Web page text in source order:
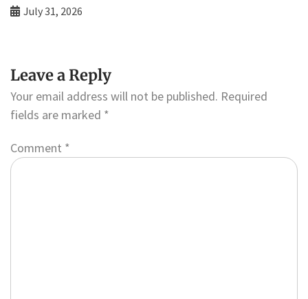
July 31, 2026
Leave a Reply
Your email address will not be published. Required
fields are marked *
Comment *